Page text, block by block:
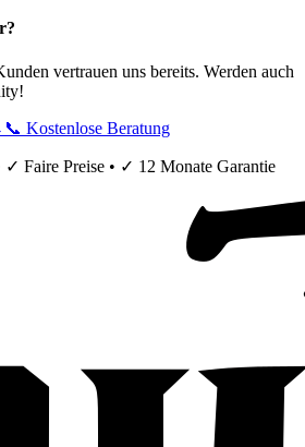
vertrauen uns bereits. Werden auch
📞 Kostenlose Beratung
✓ Faire Preise • ✓ 12 Monate Garantie